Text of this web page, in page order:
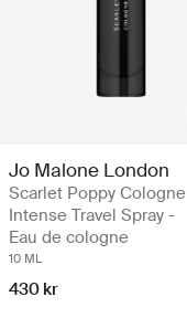
Jo Malone London
Scarlet Poppy Cologne
Intense Travel Spray -
Eau de cologne
10 ML
430 kr